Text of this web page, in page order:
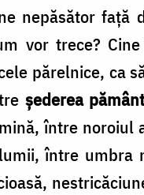
nepăsător față
vor trece?
părelnice, ca
șederea
între noroiul
între umbra